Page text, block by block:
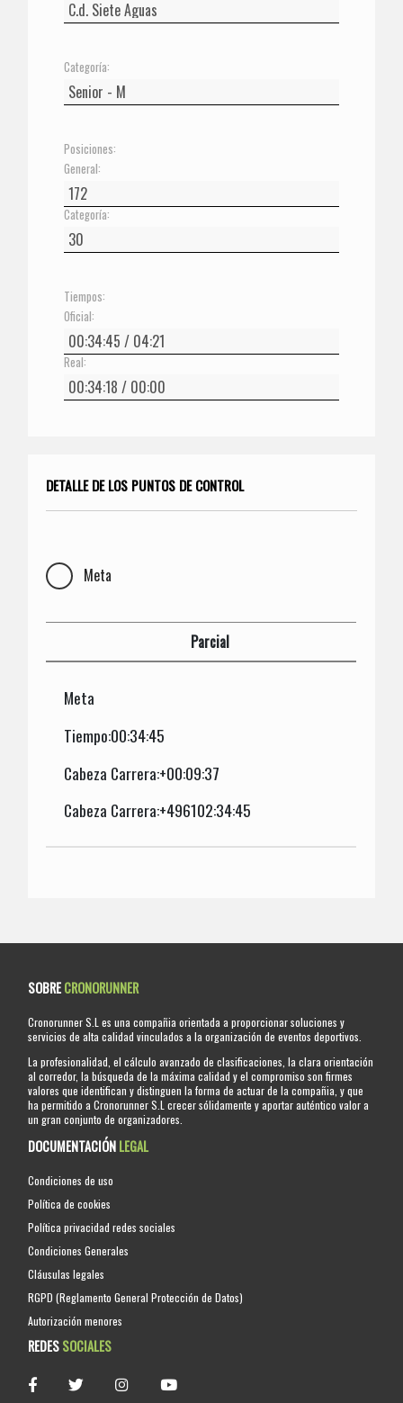
Categoría:
Posiciones:
General:
Categoría:
Tiempos:
Oficial:
Real:
DETALLE DE LOS PUNTOS DE CONTROL
Meta
Parcial
Meta
Tiempo:00:34:45
Cabeza Carrera:+00:09:37
Cabeza Carrera:+496102:34:45
SOBRECRONORUNNER
Cronorunner S.L es una compañia orientada a proporcionar soluciones y
servicios de alta calidad vinculados a la organización de eventos deportivos.
La profesionalidad, el cálculo avanzado de clasificaciones, la clara orientación
al corredor, la búsqueda de la máxima calidad y el compromiso son firmes
valores que identifican y distinguen la forma de actuar de la compañia, y que
ha permitido a Cronorunner S.L crecer sólidamente y aportar auténtico valor a
un gran conjunto de organizadores.
DOCUMENTACIÓNLEGAL
Condiciones de uso
Política de cookies
Política privacidad redes sociales
Condiciones Generales
Cláusulas legales
RGPD (Reglamento General Protección de Datos)
Autorización menores
REDESSOCIALES